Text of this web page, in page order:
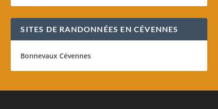
SITES DE RANDONNÉES EN CÉVENNES
Bonnevaux Cévennes